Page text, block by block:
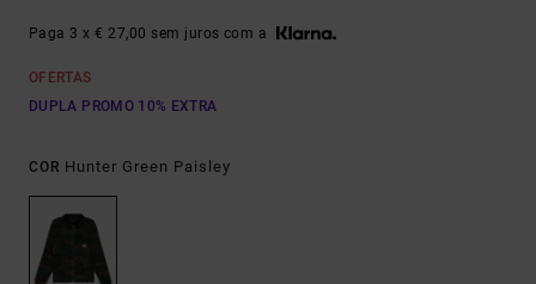
Paga 3 x € 27,00 sem juros com a
OFERTAS
DUPLA PROMO 10% EXTRA
COR Hunter Green Paisley